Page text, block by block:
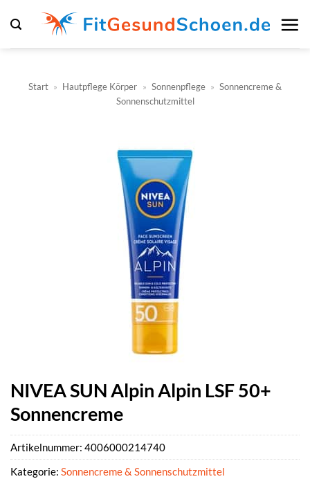
Inhalt
springen
Start » Hautpflege Körper » Sonnenpflege » Sonnencreme &
Sonnenschutzmittel
NIVEA SUN Alpin Alpin LSF 50+
Sonnencreme
Artikelnummer: 4006000214740
Kategorie: Sonnencreme & Sonnenschutzmittel